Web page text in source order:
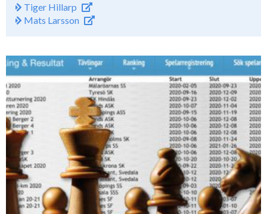
Tiger Hillarp
Mats Larsson